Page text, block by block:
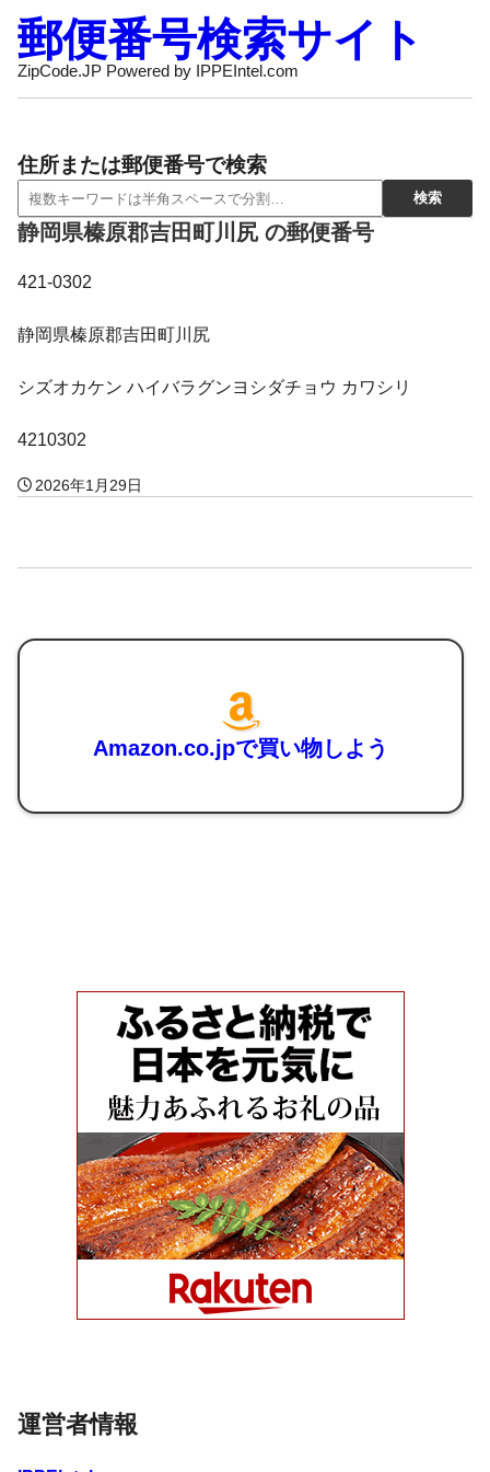
郵便番号検索サイト
ZipCode.JP Powered by IPPEIntel.com
住所または郵便番号で検索
静岡県榛原郡吉田町川尻 の郵便番号
421-0302
静岡県榛原郡吉田町川尻
シズオカケン ハイバラグンヨシダチョウ カワシリ
4210302
2026年1月29日
Amazon.co.jpで買い物しよう
運営者情報